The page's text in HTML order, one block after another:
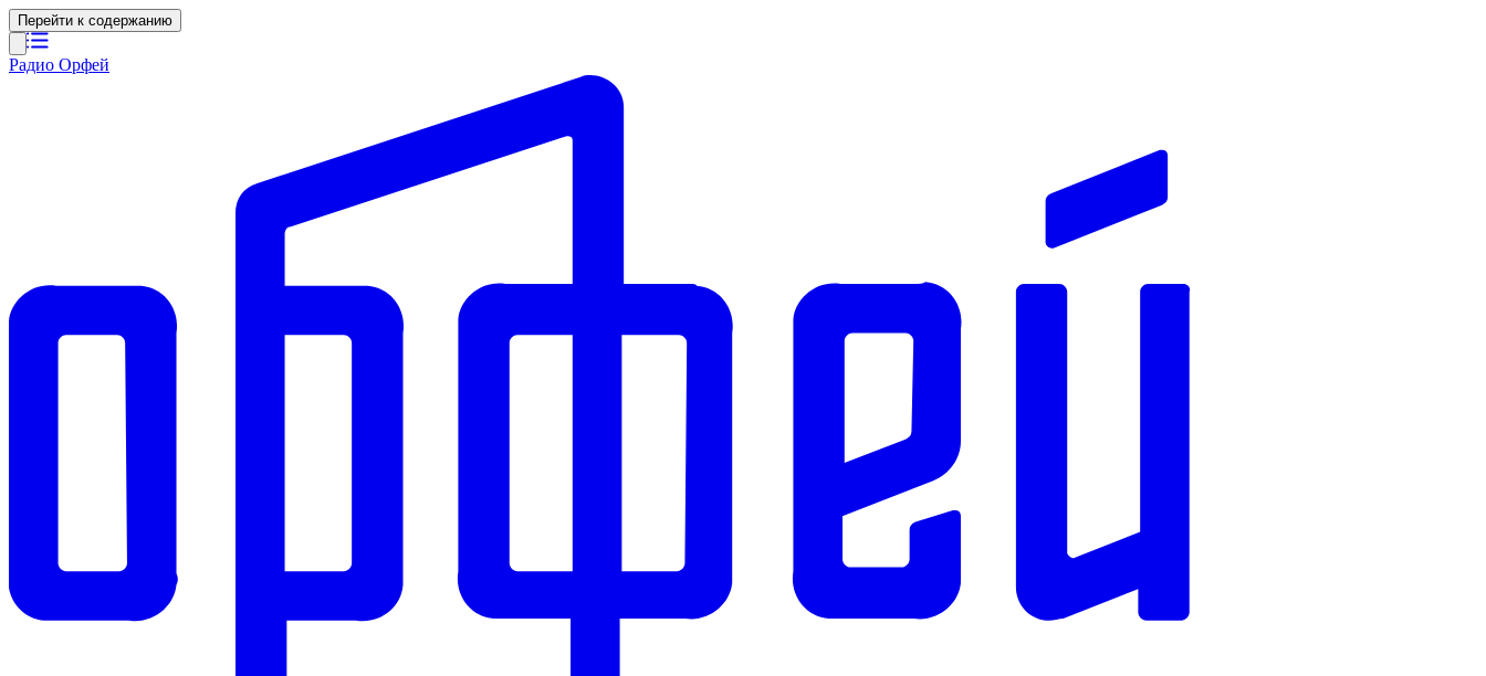
Перейти к содержанию
Радио Орфей